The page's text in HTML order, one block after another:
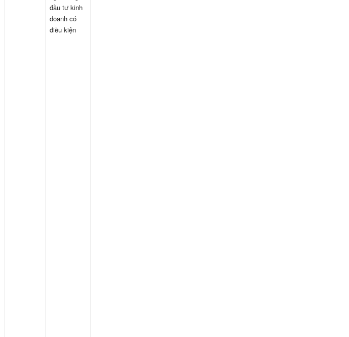
đầu tư kinh
doanh có
điều kiện